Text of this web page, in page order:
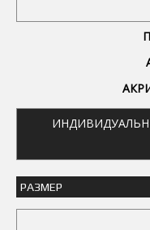
РАЗМЕР